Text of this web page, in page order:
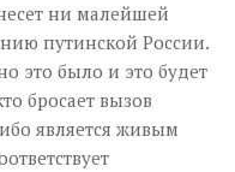
ни малейшей
путинской России.
это было и это будет
бросает вызов
является живым